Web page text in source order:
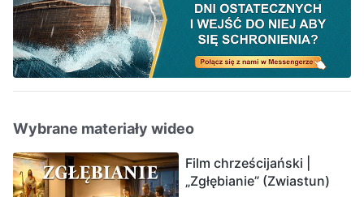
Wybrane materiały wideo
Film chrześcijański |
„Zgłębianie” (Zwiastun)